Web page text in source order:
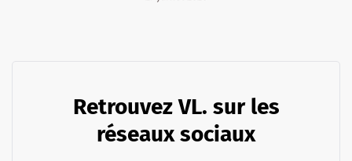
Retrouvez VL. sur les
réseaux sociaux